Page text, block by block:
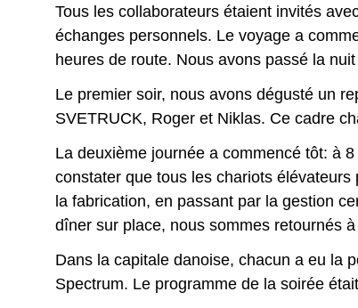
Tous les collaborateurs étaient invités
échanges personnels. Le voyage a
heures de route. Nous avons passé la
Le premier soir, nous avons dégusté un
SVETRUCK, Roger et Niklas. Ce cadre
La deuxième journée a commencé tôt: à
constater que tous les chariots
la fabrication, en passant par la gestion
dîner sur place, nous sommes retournés
Dans la capitale danoise, chacun a eu la
Spectrum. Le programme de la soirée